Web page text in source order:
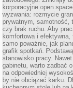
korporacyjne open
wyzwania: rozmycie
prywatnym, samotność,
czy brak ruchu. Aby
komfortowa i
samo poważnie, jak
grafik spotkań.
stanowisko pracy.
gabinetu, warto zadbać
na odpowiedniej
by nie obciążać karku.